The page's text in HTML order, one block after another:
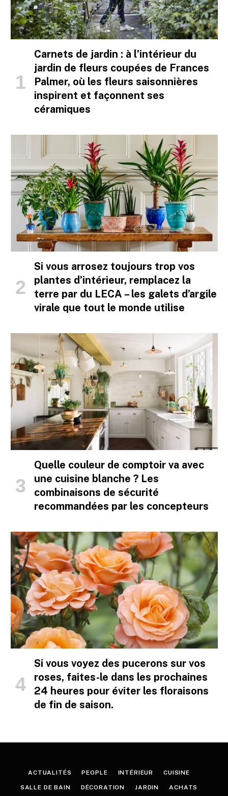
Carnets de jardin : à l’intérieur du
jardin de fleurs coupées de Frances
Palmer, où les fleurs saisonnières
inspirent et façonnent ses
céramiques
Si vous arrosez toujours trop vos
plantes d’intérieur, remplacez la
terre par du LECA – les galets d’argile
virale que tout le monde utilise
Quelle couleur de comptoir va avec
une cuisine blanche ? Les
combinaisons de sécurité
recommandées par les concepteurs
Si vous voyez des pucerons sur vos
roses, faites-le dans les prochaines
24 heures pour éviter les floraisons
de fin de saison.
ACTUALITÉS PEOPLE INTÉRIEUR CUISINE
SALLE DE BAIN DÉCORATION JARDIN ACHATS